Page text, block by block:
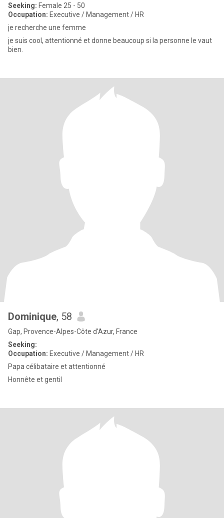
Seeking: Female 25 - 50
Occupation: Executive / Management / HR
je recherche une femme
je suis cool, attentionné et donne beaucoup si la personne le vaut
bien.
Dominique, 58
Gap, Provence-Alpes-Côte d'Azur, France
Seeking:
Occupation: Executive / Management / HR
Papa célibataire et attentionné
Honnête et gentil